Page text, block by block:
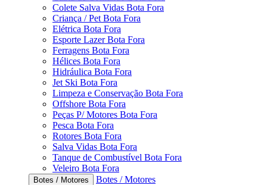
Colete Salva Vidas Bota Fora
Criança / Pet Bota Fora
Elétrica Bota Fora
Esporte Lazer Bota Fora
Ferragens Bota Fora
Hélices Bota Fora
Hidráulica Bota Fora
Jet Ski Bota Fora
Limpeza e Conservação Bota Fora
Offshore Bota Fora
Peças P/ Motores Bota Fora
Pesca Bota Fora
Rotores Bota Fora
Salva Vidas Bota Fora
Tanque de Combustível Bota Fora
Veleiro Bota Fora
Botes / Motores
Botes / Motores